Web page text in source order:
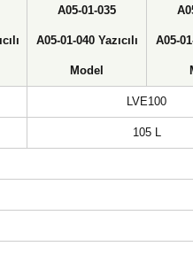
A05-01-035
A05-01-040 Yazıcılı
Model
A05-
LVE100
105 L